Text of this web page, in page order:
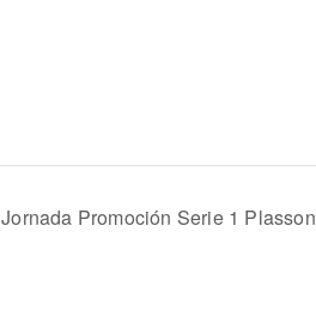
Jornada Promoción Serie 1 Plasson